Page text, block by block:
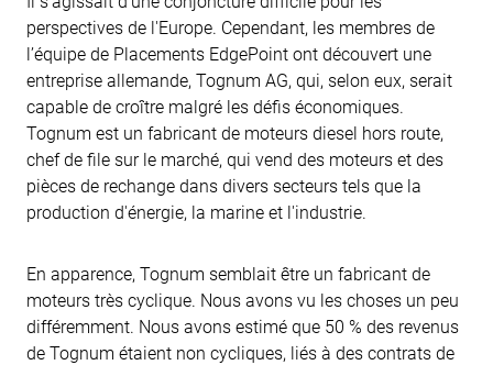
perspectives de l'Europe. Cependant, les membres de
l’équipe de Placements EdgePoint ont découvert une
entreprise allemande, Tognum AG, qui, selon eux, serait
capable de croître malgré les défis économiques.
Tognum est un fabricant de moteurs diesel hors route,
chef de file sur le marché, qui vend des moteurs et des
pièces de rechange dans divers secteurs tels que la
production d'énergie, la marine et l'industrie.
En apparence, Tognum semblait être un fabricant de
moteurs très cyclique. Nous avons vu les choses un peu
différemment. Nous avons estimé que 50 % des revenus
de Tognum étaient non cycliques, liés à des contrats de